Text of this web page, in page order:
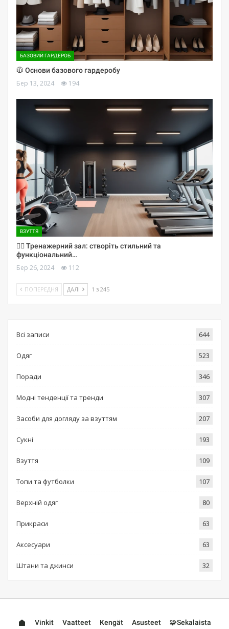
БАЗОВИЙ ГАРДЕРОБ
🧥 Основи базового гардеробу
Бер 13, 2024 194
ВЗУТТЯ
🏋️‍♀️ Тренажерний зал: створіть стильний та
функціональний…
Бер 26, 2024 112
ПОПЕРЕДНЯ ДАЛІ 1 з 245
Всі записи 644
Одяг 523
Поради 346
Модні тенденції та тренди 307
Засоби для догляду за взуттям 207
Сукні 193
Взуття 109
Топи та футболки 107
Верхній одяг 80
Прикраси 63
Аксесуари 63
Штани та джинси 32
Vinkit Vaatteet Kengät Asusteet 🧩Sekalaista